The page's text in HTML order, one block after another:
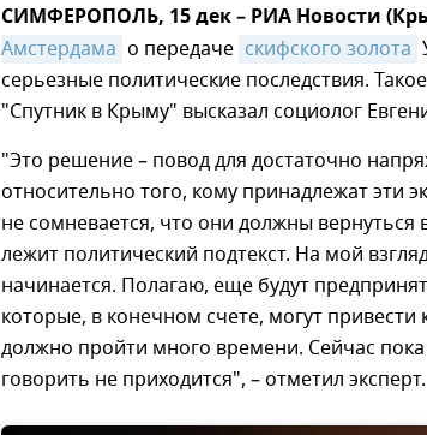
СИМФЕРОПОЛЬ, 15 дек – РИА Новости
Амстердама о передаче скифского золота
серьезные политические последствия.
"Спутник в Крыму" высказал социолог
"Это решение – повод для достаточно
относительно того, кому принадлежат эти
не сомневается, что они должны вернуться
лежит политический подтекст. На мой
начинается. Полагаю, еще будут
которые, в конечном счете, могут привести
должно пройти много времени. Сейчас
говорить не приходится", – отметил эксперт.